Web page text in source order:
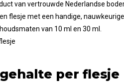
van vertrouwde Nederlandse
flesje met een handige,
van 10 ml en 30 ml.
per flesje